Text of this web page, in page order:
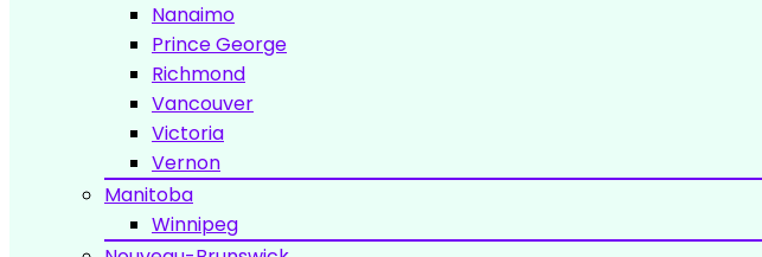
Nanaimo
Prince George
Richmond
Vancouver
Victoria
Vernon
Manitoba
Winnipeg